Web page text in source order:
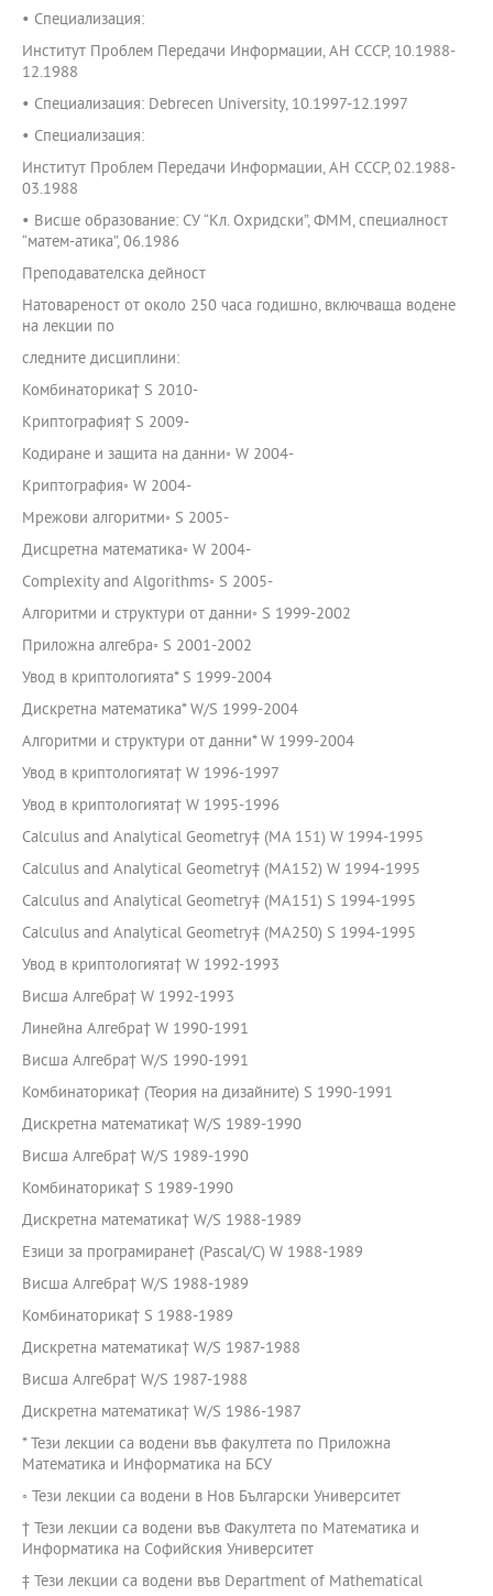
• Специализация:
Институт Проблем Передачи Информации, АН СССР, 10.1988-
12.1988
• Специализация: Debrecen University, 10.1997-12.1997
• Специализация:
Институт Проблем Передачи Информации, АН СССР, 02.1988-
03.1988
• Висше образование: СУ “Кл. Охридски”, ФММ, специалност
“матем-атика”, 06.1986
Преподавателска дейност
Натовареност от около 250 часа годишно, включваща водене
на лекции по
следните дисциплини:
Комбинаторика† S 2010-
Криптография† S 2009-
Кодиране и защита на данни◦ W 2004-
Криптография◦ W 2004-
Мрежови алгоритми◦ S 2005-
Дисцретна математика◦ W 2004-
Complexity and Algorithms◦ S 2005-
Алгоритми и структури от данни◦ S 1999-2002
Приложна алгебра◦ S 2001-2002
Увод в криптологията* S 1999-2004
Дискретна математика* W/S 1999-2004
Алгоритми и структури от данни* W 1999-2004
Увод в криптологията† W 1996-1997
Увод в криптологията† W 1995-1996
Calculus and Analytical Geometry‡ (МА 151) W 1994-1995
Calculus and Analytical Geometry‡ (MA152) W 1994-1995
Calculus and Analytical Geometry‡ (MA151) S 1994-1995
Calculus and Analytical Geometry‡ (MA250) S 1994-1995
Увод в криптологията† W 1992-1993
Висша Алгебра† W 1992-1993
Линейна Алгебра† W 1990-1991
Висша Алгебра† W/S 1990-1991
Комбинаторика† (Теория на дизайните) S 1990-1991
Дискретна математика† W/S 1989-1990
Висша Алгебра† W/S 1989-1990
Комбинаторика† S 1989-1990
Дискретна математика† W/S 1988-1989
Езици за програмиране† (Pascal/C) W 1988-1989
Висша Алгебра† W/S 1988-1989
Комбинаторика† S 1988-1989
Дискретна математика† W/S 1987-1988
Висша Алгебра† W/S 1987-1988
Дискретна математика† W/S 1986-1987
* Тези лекции са водени във факултета по Приложна
Математика и Информатика на БСУ
◦ Тези лекции са водени в Нов Български Университет
† Тези лекции са водени във Факултета по Математика и
Информатика на Софийския Университет
‡ Тези лекции са водени във Department of Mathematical